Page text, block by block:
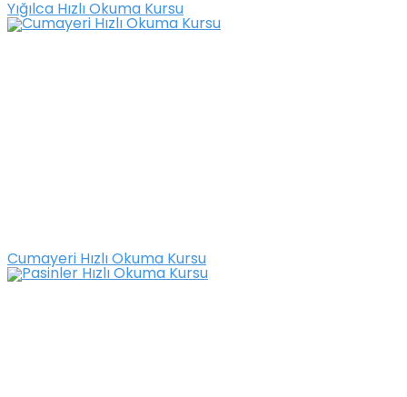
Yığılca Hızlı Okuma Kursu
Cumayeri Hızlı Okuma Kursu